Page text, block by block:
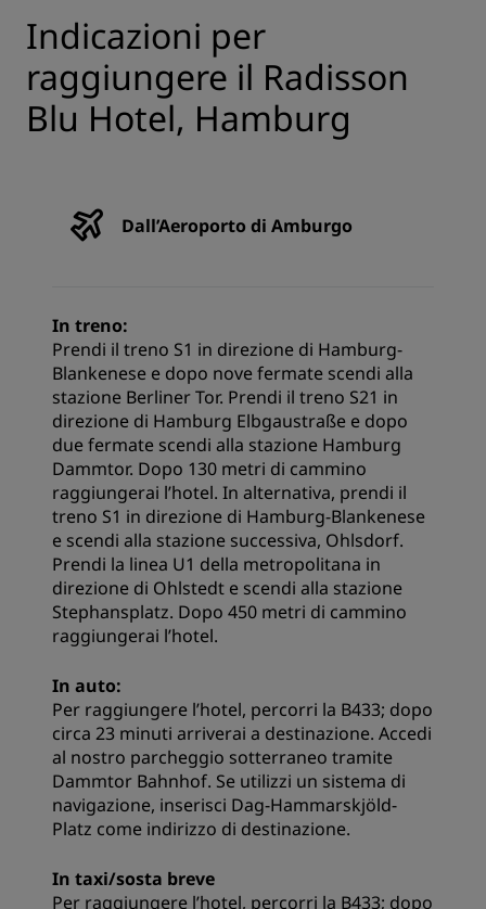
Indicazioni per
raggiungere il Radisson
Blu Hotel, Hamburg
Dall’Aeroporto di Amburgo
In treno:
Prendi il treno S1 in direzione di Hamburg-
Blankenese e dopo nove fermate scendi alla
stazione Berliner Tor. Prendi il treno S21 in
direzione di Hamburg Elbgaustraße e dopo
due fermate scendi alla stazione Hamburg
Dammtor. Dopo 130 metri di cammino
raggiungerai l’hotel. In alternativa, prendi il
treno S1 in direzione di Hamburg-Blankenese
e scendi alla stazione successiva, Ohlsdorf.
Prendi la linea U1 della metropolitana in
direzione di Ohlstedt e scendi alla stazione
Stephansplatz. Dopo 450 metri di cammino
raggiungerai l’hotel.
In auto:
Per raggiungere l’hotel, percorri la B433; dopo
circa 23 minuti arriverai a destinazione. Accedi
al nostro parcheggio sotterraneo tramite
Dammtor Bahnhof. Se utilizzi un sistema di
navigazione, inserisci Dag-Hammarskjöld-
Platz come indirizzo di destinazione.
In taxi/sosta breve
Per raggiungere l’hotel, percorri la B433; dopo